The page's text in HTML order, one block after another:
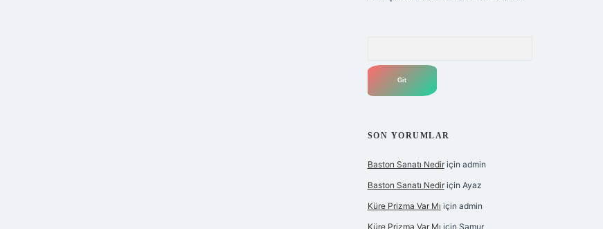
SON YORUMLAR
Baston Sanatı Nediriçin admin
Baston Sanatı Nediriçin Ayaz
Küre Prizma Var Mı için admin
Küre Prizma Var Mı için Samur